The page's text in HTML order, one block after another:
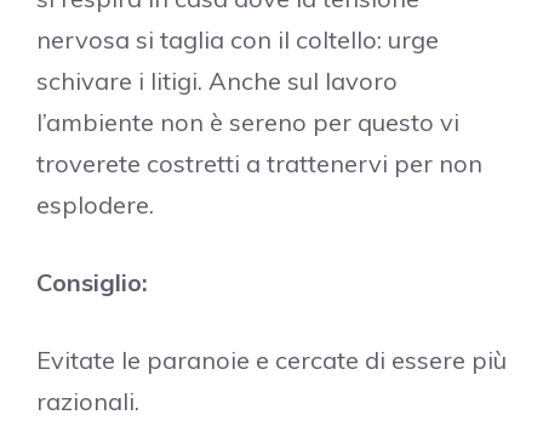
nervosa si taglia con il coltello: urge
schivare i litigi. Anche sul lavoro
l’ambiente non è sereno per questo vi
troverete costretti a trattenervi per non
esplodere.
Consiglio:
Evitate le paranoie e cercate di essere più
razionali.